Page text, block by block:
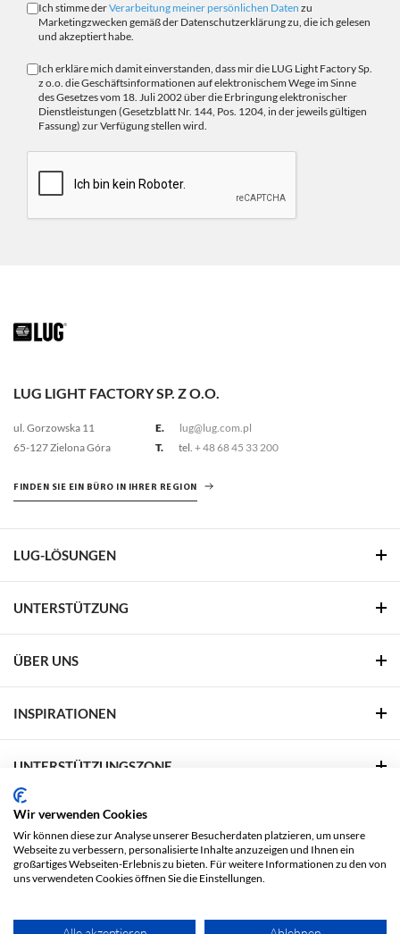
Ich stimme derVerarbeitung meiner persönlichen Daten zu
Marketingzwecken gemäß der Datenschutzerklärung zu, die ich gelesen
und akzeptiert habe.
Ich erkläre mich damit einverstanden, dass mir die LUG Light Factory Sp.
z o.o. die Geschäftsinformationen auf elektronischem Wege im Sinne
des Gesetzes vom 18. Juli 2002 über die Erbringung elektronischer
Dienstleistungen (Gesetzblatt Nr. 144, Pos. 1204, in der jeweils gültigen
Fassung) zur Verfügung stellen wird.
LUG LIGHT FACTORY SP. Z O.O.
ul. Gorzowska 11
65-127 Zielona Góra
E.
lug@lug.com.pl
T.
tel. + 48 68 45 33 200
FINDEN SIE EIN BÜRO IN IHRER REGION
LUG-LÖSUNGEN
UNTERSTÜTZUNG
ÜBER UNS
INSPIRATIONEN
UNTERSTÜTZUNGSZONE
FacebookLinkedinYouTubePinterest
Rechtliche Fragen Datenschutzbestimmungen
Wir verwenden Cookies
Wir können diese zur Analyse unserer Besucherdaten platzieren, um unsere
Webseite zu verbessern, personalisierte Inhalte anzuzeigen und Ihnen ein
großartiges Webseiten-Erlebnis zu bieten. Für weitere Informationen zu den von
uns verwendeten Cookies öffnen Sie die Einstellungen.